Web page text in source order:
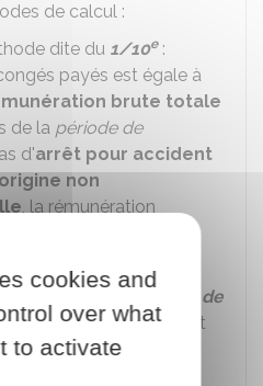
de calcul :
dite du 1/10e:
payés est égale à
brute totale
de la période de
d'arrêt pour accident
non
, la rémunération
maintien de
de congés payés est
perçue si le
cookies and
over what
to activate